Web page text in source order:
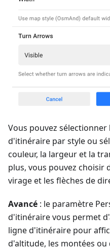
Vous pouvez
d'itinéraire par style ou
couleur, la largeur et la
plus, vous pouvez choisir
virage et les flèches de
Avancé : le paramètre
d'itinéraire vous permet
ligne d'itinéraire pour
d'altitude, les montées